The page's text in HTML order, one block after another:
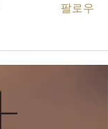
팔로우